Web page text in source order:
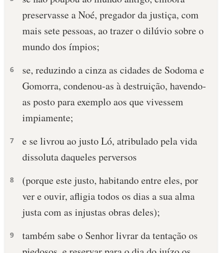
preservasse a Noé, pregador da justiça, com
mais sete pessoas, ao trazer o dilúvio sobre o
mundo dos ímpios;
6
se, reduzindo a cinza as cidades de Sodoma e
Gomorra, condenou-as à destruição, havendo-
as posto para exemplo aos que vivessem
impiamente;
7
e se livrou ao justo Ló, atribulado pela vida
dissoluta daqueles perversos
8
(porque este justo, habitando entre eles, por
ver e ouvir, afligia todos os dias a sua alma
justa com as injustas obras deles);
9
também sabe o Senhor livrar da tentação os